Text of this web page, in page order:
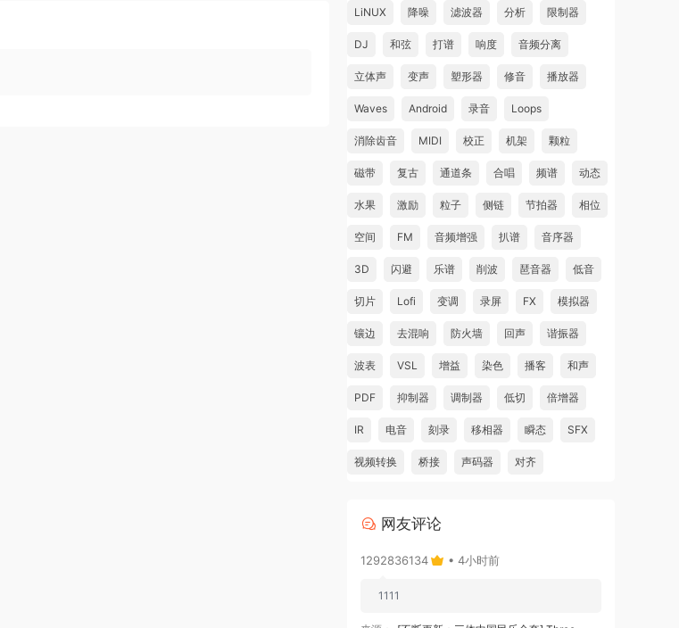
LiNUX 降噪 滤波器 分析 限制器
DJ 和弦 打谱 响度 音频分离
立体声 变声 塑形器 修音 播放器
Waves Android 录音 Loops
消除齿音 MIDI 校正 机架 颗粒
磁带 复古 通道条 合唱 频谱 动态
水果 激励 粒子 侧链 节拍器 相位
空间 FM 音频增强 扒谱 音序器
3D 闪避 乐谱 削波 琶音器 低音
切片 Lofi 变调 录屏 FX 模拟器
镶边 去混响 防火墙 回声 谐振器
波表 VSL 增益 染色 播客 和声
PDF 抑制器 调制器 低切 倍增器
IR 电音 刻录 移相器 瞬态 SFX
视频转换 桥接 声码器 对齐
网友评论
1292836134 • 4小时前
1111